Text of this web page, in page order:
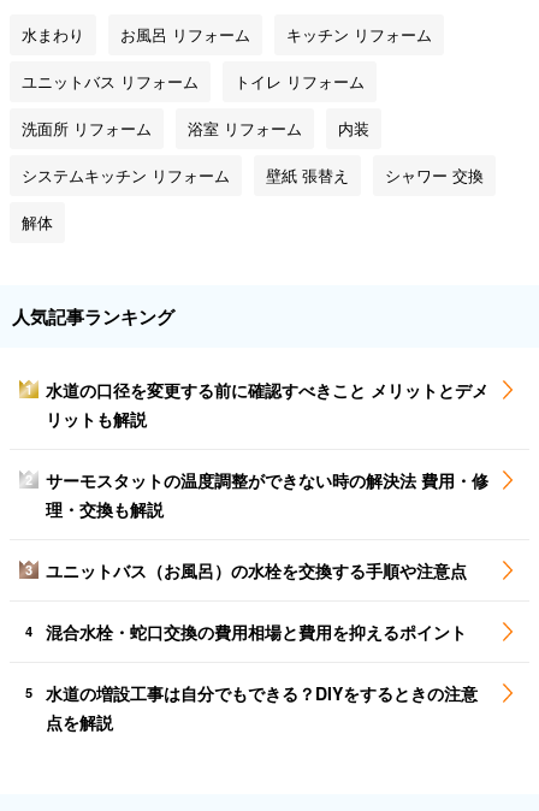
水まわり お風呂 リフォーム キッチン リフォーム
ユニットバス リフォーム トイレ リフォーム
洗面所 リフォーム 浴室 リフォーム 内装
システムキッチン リフォーム 壁紙 張替え シャワー 交換
解体
人気記事ランキング
1
水道の口径を変更する前に確認すべきこと メリットとデメ
リットも解説
2
サーモスタットの温度調整ができない時の解決法 費用・修
理・交換も解説
3 ユニットバス（お風呂）の水栓を交換する手順や注意点
4 混合水栓・蛇口交換の費用相場と費用を抑えるポイント
5
水道の増設工事は自分でもできる？DIYをするときの注意
点を解説